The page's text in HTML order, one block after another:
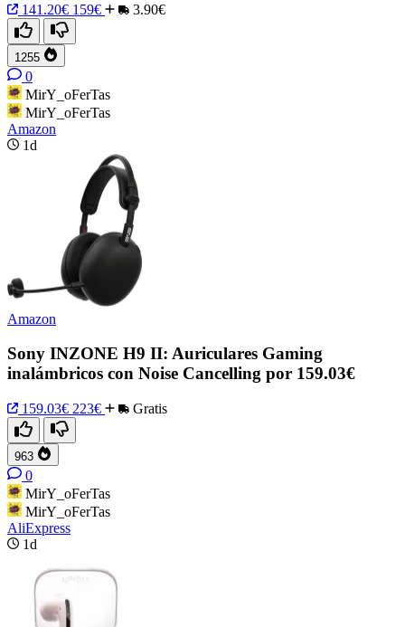
141.20€ 159€ 3.90€
1255
0
MirY_oFerTas
MirY_oFerTas
Amazon
1d
Amazon
Sony INZONE H9 II: Auriculares Gaming
inalámbricos con Noise Cancelling por 159.03€
159.03€ 223€ Gratis
963
0
MirY_oFerTas
MirY_oFerTas
AliExpress
1d